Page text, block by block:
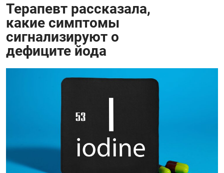
Терапевт рассказала,
какие симптомы
сигнализируют о
дефиците йода